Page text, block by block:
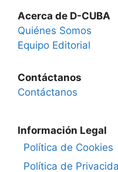
Acerca de D-CUBA
Quiénes Somos
Equipo Editorial
Contáctanos
Contáctanos
Información Legal
Política de Cookies
Política de